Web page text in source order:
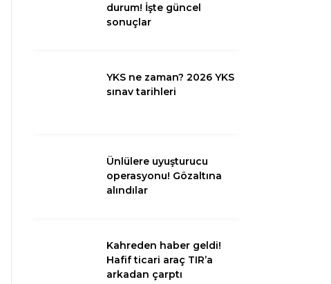
Eğitim
WhatsApp İhbar
durum! İşte güncel
sonuçlar
YKS ne zaman? 2026 YKS
sınav tarihleri
Ünlülere uyuşturucu
operasyonu! Gözaltına
alındılar
Kahreden haber geldi!
Hafif ticari araç TIR’a
arkadan çarptı